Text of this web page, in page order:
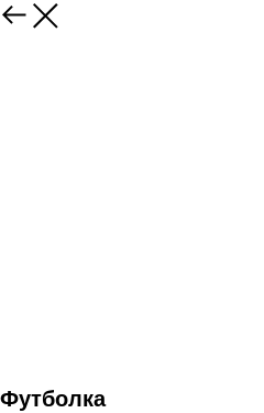
Футболка